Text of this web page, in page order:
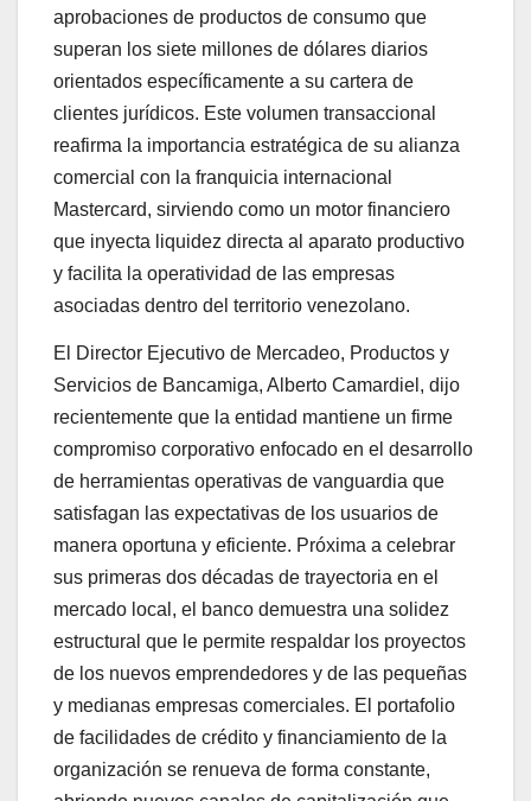
aprobaciones de productos de consumo que
superan los siete millones de dólares diarios
orientados específicamente a su cartera de
clientes jurídicos. Este volumen transaccional
reafirma la importancia estratégica de su alianza
comercial con la franquicia internacional
Mastercard, sirviendo como un motor financiero
que inyecta liquidez directa al aparato productivo
y facilita la operatividad de las empresas
asociadas dentro del territorio venezolano.
El Director Ejecutivo de Mercadeo, Productos y
Servicios de Bancamiga, Alberto Camardiel, dijo
recientemente que la entidad mantiene un firme
compromiso corporativo enfocado en el desarrollo
de herramientas operativas de vanguardia que
satisfagan las expectativas de los usuarios de
manera oportuna y eficiente. Próxima a celebrar
sus primeras dos décadas de trayectoria en el
mercado local, el banco demuestra una solidez
estructural que le permite respaldar los proyectos
de los nuevos emprendedores y de las pequeñas
y medianas empresas comerciales. El portafolio
de facilidades de crédito y financiamiento de la
organización se renueva de forma constante,